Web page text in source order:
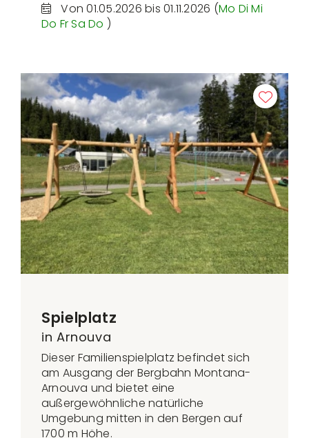
Von 01.05.2026 bis 01.11.2026 (Mo DiMi
Do FrSaDo )
Spielplatz
in Arnouva
Dieser Familienspielplatz befindet sich
am Ausgang der Bergbahn Montana-
Arnouva und bietet eine
außergewöhnliche natürliche
Umgebung mitten in den Bergen auf
1700 m Höhe.